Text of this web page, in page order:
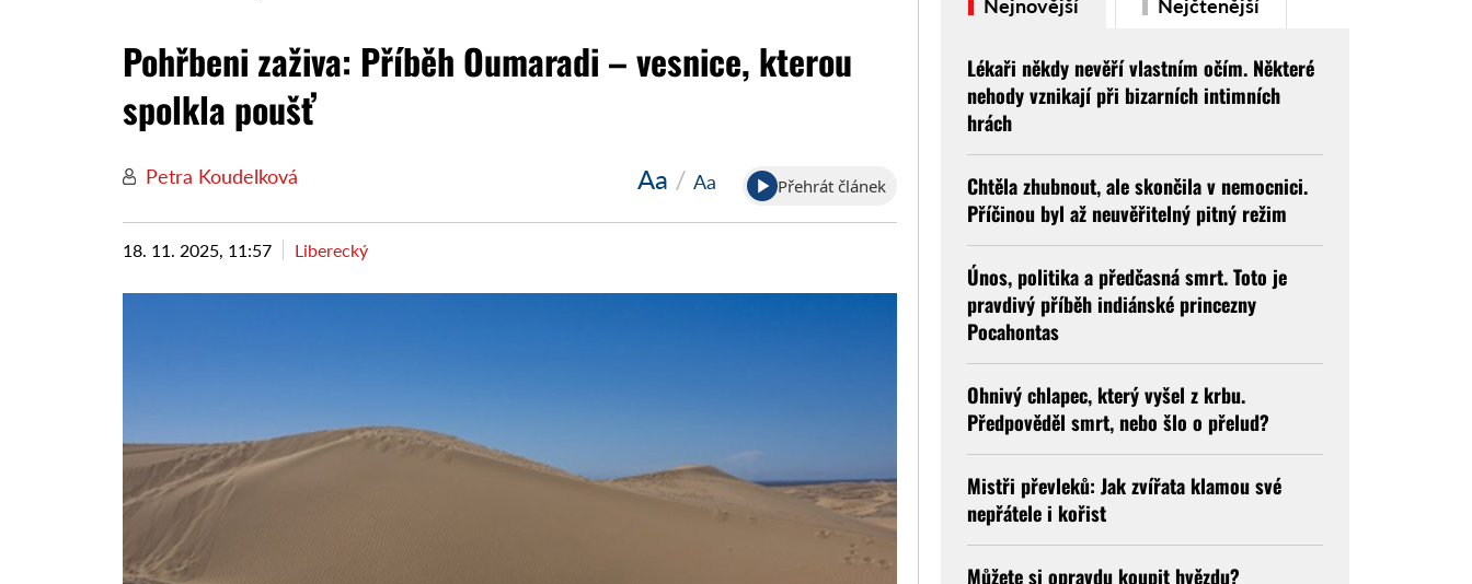
Pohřbeni zaživa: Příběh Oumaradi – vesnice, kterou
spolkla poušť
Petra Koudelková Aa / Aa Přehrát článek
18. 11. 2025, 11:57 Liberecký
Nejnovější Nejčtenější
Lékaři někdy nevěří vlastním očím. Některé
nehody vznikají při bizarních intimních
hrách
Chtěla zhubnout, ale skončila v nemocnici.
Příčinou byl až neuvěřitelný pitný režim
Únos, politika a předčasná smrt. Toto je
pravdivý příběh indiánské princezny
Pocahontas
Ohnivý chlapec, který vyšel z krbu.
Předpověděl smrt, nebo šlo o přelud?
Mistři převleků: Jak zvířata klamou své
nepřátele i kořist
Můžete si opravdu koupit hvězdu?